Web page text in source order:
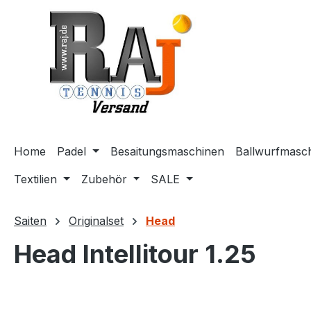
Hauptinhalt springen
Zur Suche springen
Zur Hauptnavigation springen
Home Padel Besaitungsmaschinen
Textilien
Zubehör SALE
Saiten Originalset Head
Head Intellitour 1.25